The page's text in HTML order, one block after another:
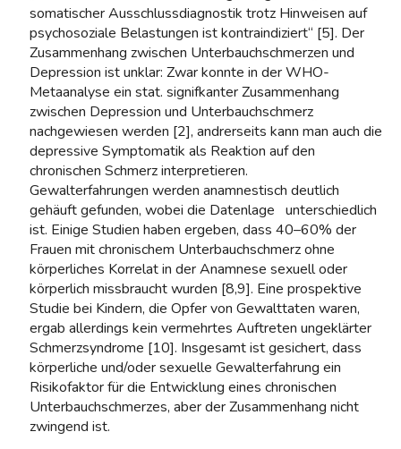
somatischer Ausschlussdiagnostik trotz Hinweisen auf
psychosoziale Belastungen ist kontraindiziert“ [5]. Der
Zusammenhang zwischen Unterbauchschmerzen und
Depression ist unklar: Zwar konnte in der WHO-
Metaanalyse ein stat. signifkanter Zusammenhang
zwischen Depression und Unterbauchschmerz
nachgewiesen werden [2], andrerseits kann man auch die
depressive Symptomatik als Reaktion auf den
chronischen Schmerz interpretieren.
Gewalterfahrungen werden anamnestisch deutlich
gehäuft gefunden, wobei die Datenlage unterschiedlich
ist. Einige Studien haben ergeben, dass 40–60% der
Frauen mit chronischem Unterbauchschmerz ohne
körperliches Korrelat in der Anamnese sexuell oder
körperlich missbraucht wurden [8,9]. Eine prospektive
Studie bei Kindern, die Opfer von Gewalttaten waren,
ergab allerdings kein vermehrtes Auftreten ungeklärter
Schmerzsyndrome [10]. Insgesamt ist gesichert, dass
körperliche und/oder sexuelle Gewalterfahrung ein
Risikofaktor für die Entwicklung eines chronischen
Unterbauchschmerzes, aber der Zusammenhang nicht
zwingend ist.